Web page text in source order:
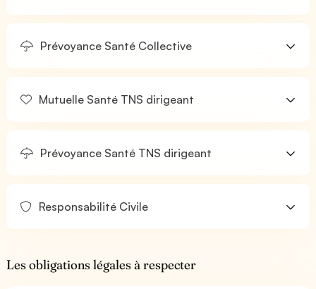
Prévoyance Santé Collective
Mutuelle Santé TNS dirigeant
Prévoyance Santé TNS dirigeant
Responsabilité Civile
Les obligations légales à respecter